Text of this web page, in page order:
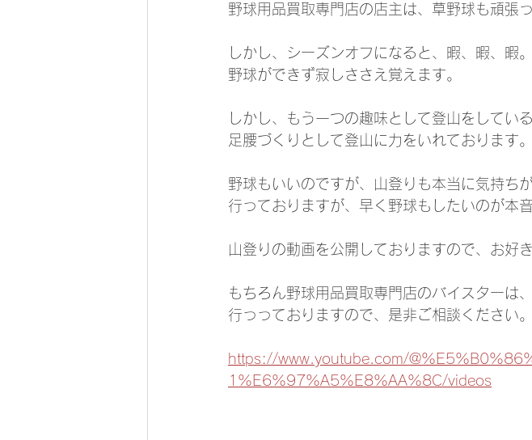
野球用品買取専門店の店主は、草野球も頑張
しかし、シーズンオフになると、暇、暇、暇。
野球ができず寂しささえ覚えます。
しかし、もう一つの趣味として登山をしてい
足腰づくりとして登山に力をいれております。
野球もいいのですが、山登りも本当に気持ち
行っておりますが、早く野球もしたいのが本
山登りの動画を公開しておりますので、お
もちろん野球用品買取専門店のバイスターは
行っっておりますので、是非ご相談ください。
https://www.youtube.com/
1%E6%97%A5%E8%AA%8C/videos